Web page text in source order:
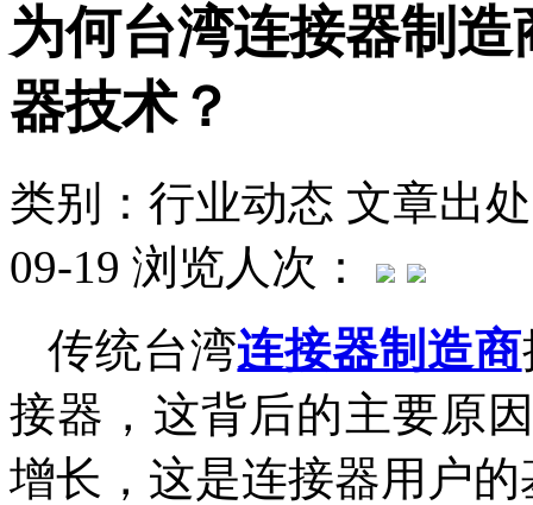
为何台湾连接器制
器技术？
类别：行业动态 文章出
09-19 浏览人次：
传统台湾连接器制造商
接器，这背后的主要原
增长，这是连接器用户